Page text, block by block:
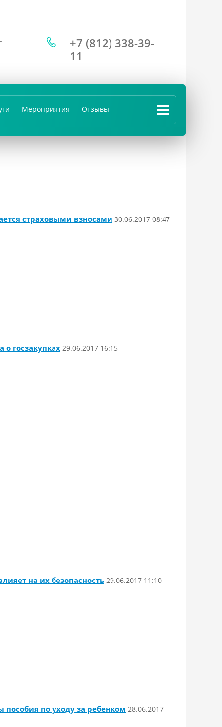
+7 (812) 338-39-
11
Мероприятия Отзывы ...
страховыми взносами 30.06.2017 08:47
госзакупках 29.06.2017 16:15
на их безопасность 29.06.2017 11:10
по уходу за ребенком 28.06.2017